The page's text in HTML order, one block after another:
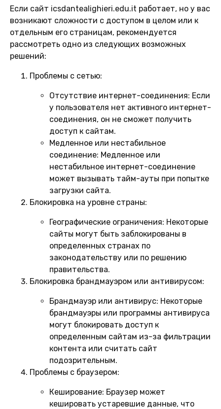
Если сайт icsdantealighieri.edu.it работает, но у вас
возникают сложности с доступом в целом или к
отдельным его страницам, рекомендуется
рассмотреть одно из следующих возможных
решений:
Проблемы с сетью:
Отсутствие интернет-соединения: Если
у пользователя нет активного интернет-
соединения, он не сможет получить
доступ к сайтам.
Медленное или нестабильное
соединение: Медленное или
нестабильное интернет-соединение
может вызывать тайм-ауты при попытке
загрузки сайта.
Блокировка на уровне страны:
Географические ограничения: Некоторые
сайты могут быть заблокированы в
определенных странах по
законодательству или по решению
правительства.
Блокировка брандмауэром или антивирусом:
Брандмауэр или антивирус: Некоторые
брандмауэры или программы антивируса
могут блокировать доступ к
определенным сайтам из-за фильтрации
контента или считать сайт
подозрительным.
Проблемы с браузером:
Кеширование: Браузер может
кешировать устаревшие данные, что